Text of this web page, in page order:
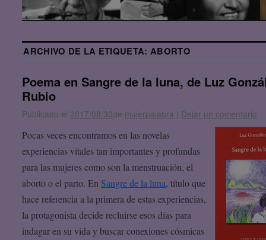
ARCHIVO DE LA ETIQUETA:ABORTO
Poema en Sangre de la luna, de Luz
Rubio
Publicado el 2017/08/30de mujerpalabra | Dejar un comentario
Pocas veces encontramos en las novelas
experiencias vitales tan importantes y profundas
para las mujeres como son la menstruación, el
aborto o el parto. En Sangre de la luna, título que
hace referencia a la primera de estas experiencias,
la protagonista decide recluirse esos días para
indagar en su vida y buscar conexiones cósmicas